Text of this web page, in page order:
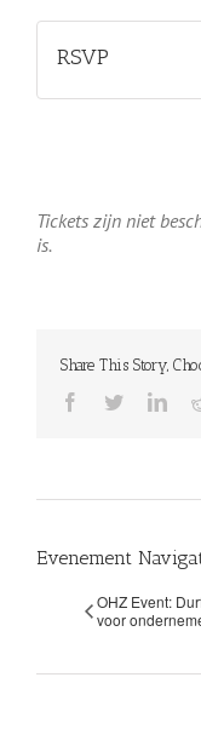
RSVP
Tickets zijn niet
is.
Share This Story,
facebooktwitter
Evenement
OHZ Event:
voor